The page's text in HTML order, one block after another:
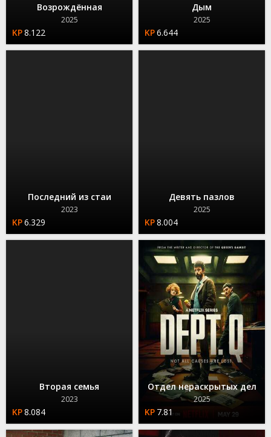
Возрождённая
2025
8.122
Дым
2025
6.644
Последний из стаи
2023
6.329
Девять пазлов
2025
8.004
Вторая семья
2023
8.084
Отдел нераскрытых дел
2025
7.81